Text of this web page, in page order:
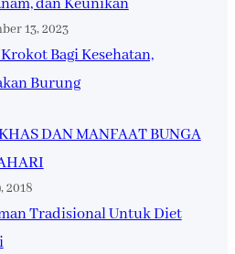
dan Keunikan
13, 2023
Bagi Kesehatan,
Burung
DAN MANFAAT BUNGA
2018
Tradisional Untuk Diet